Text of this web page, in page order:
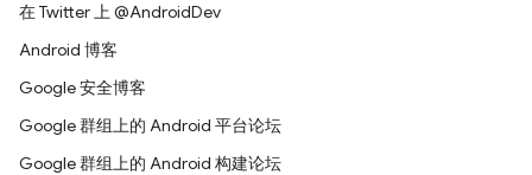
在 Twitter 上 @AndroidDev
Android 博客
Google 安全博客
Google 群组上的 Android 平台论坛
Google 群组上的 Android 构建论坛